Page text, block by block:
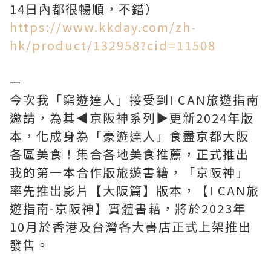
https://www.kkday.com/zh-
hk/product/132958?cid=11508
—
今次我「窮遊達人」接受到I CAN旅遊指南
邀請，為其◀︎京阪神系列▶︎更新2024年版
本，化成身為「豪遊達人」食盡京都大阪
各區美食！集合各地美食推薦，正式推出
我的第一本合作版旅遊書籍，「京阪神」
率先推出影片【大阪篇】版本，【I CAN旅
遊指南-京阪神】實體書藉，將於2023年
10月於香港及台灣各大書店正式上架推出
發售。